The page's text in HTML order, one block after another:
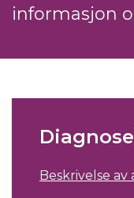
informasjon
Beskrivelse